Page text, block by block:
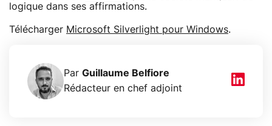
logique dans ses affirmations.
Télécharger Microsoft Silverlight pour Windows.
Par Guillaume Belfiore
Rédacteur en chef adjoint